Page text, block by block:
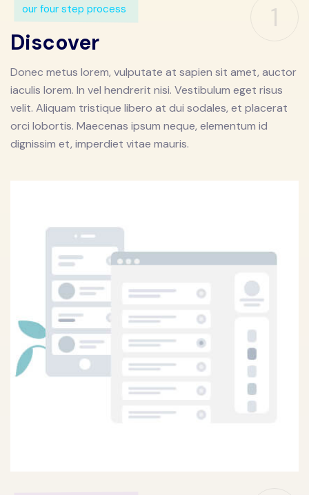
1
our four step process
Discover
Donec metus lorem, vulputate at sapien sit amet, auctor
iaculis lorem. In vel hendrerit nisi. Vestibulum eget risus
velit. Aliquam tristique libero at dui sodales, et placerat
orci lobortis. Maecenas ipsum neque, elementum id
dignissim et, imperdiet vitae mauris.